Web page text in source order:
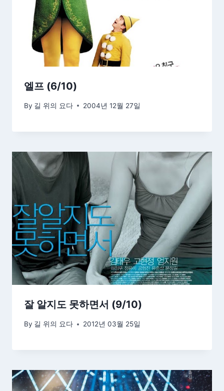
엘프 (6/10)
By 길 위의 요다 2004년 12월 27일
잘 알지도 못하면서 (9/10)
By 길 위의 요다 2012년 03월 25일